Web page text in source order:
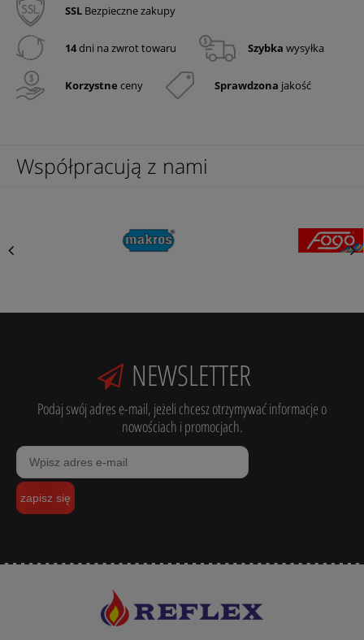
SSL Bezpieczne zakupy
14dni na zwrot towaru Szybka wysyłka
Korzystne ceny Sprawdzona jakość
Współpracują z nami
NEWSLETTER
Podaj swój adres e-mail, jeżeli chcesz otrzymywać informacje o
nowościach i promocjach.
zapisz się